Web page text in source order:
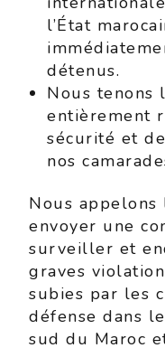
l’État
détenus.
Nous tenons
entièrement
sécurité et
nos
Nous appelons
envoyer une
surveiller et
graves
subies par les
défense dans
sud du Maroc